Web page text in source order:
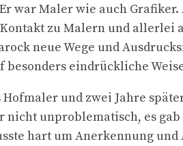
war Maler wie auch
zu Malern und allerlei
neue Wege und
besonders eindrückliche
und zwei Jahre
nicht unproblematisch, es
hart um Anerkennung